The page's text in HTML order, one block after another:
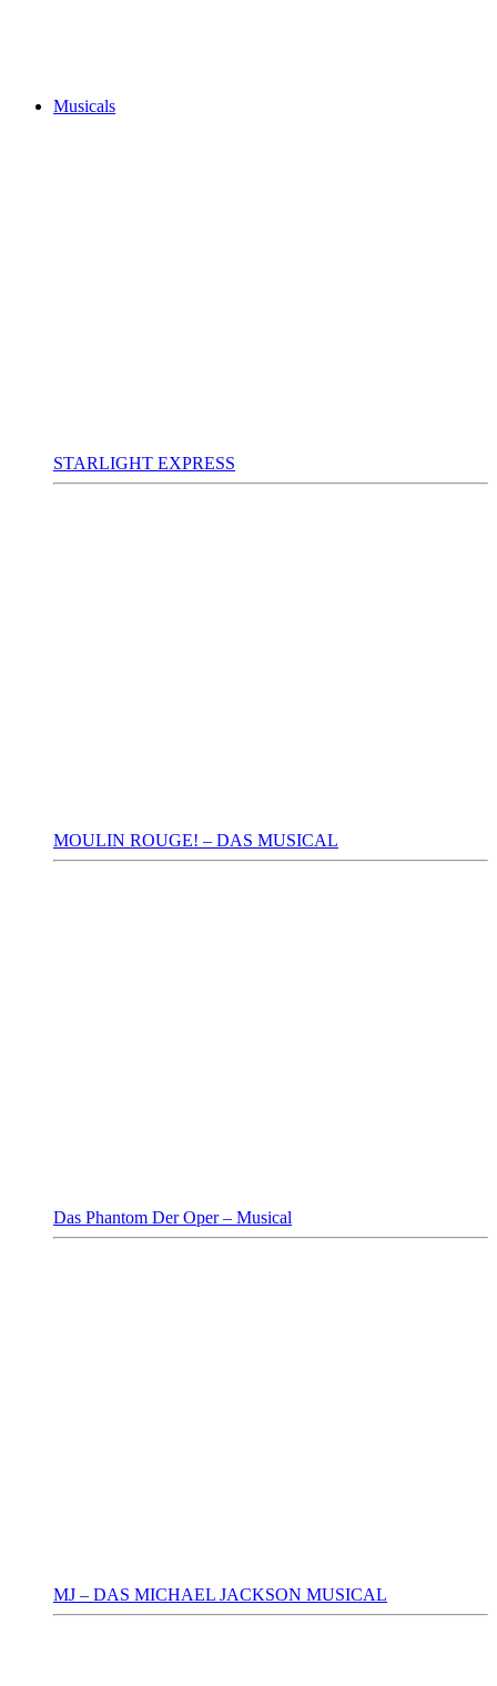
Musicals
STARLIGHT EXPRESS
MOULIN ROUGE! – DAS MUSICAL
Das Phantom Der Oper – Musical
MJ – DAS MICHAEL JACKSON MUSICAL